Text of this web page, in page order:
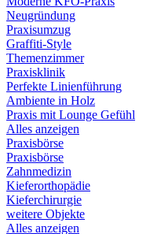
Neugründung
Praxisumzug
Graffiti-Style
Themenzimmer
Praxisklinik
Perfekte Linienführung
Ambiente in Holz
Praxis mit Lounge Gefühl
Alles anzeigen
Praxisbörse
Praxisbörse
Zahnmedizin
Kieferorthopädie
Kieferchirurgie
weitere Objekte
Alles anzeigen